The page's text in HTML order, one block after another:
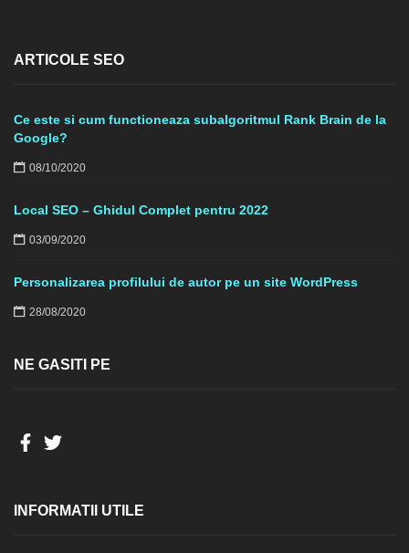
ARTICOLE SEO
Ce este si cum functioneaza subalgoritmul Rank Brain de la
Google?
08/10/2020
Local SEO – Ghidul Complet pentru 2022
03/09/2020
Personalizarea profilului de autor pe un site WordPress
28/08/2020
NE GASITI PE
INFORMATII UTILE